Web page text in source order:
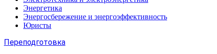
Энергетика
Энергосбережение и энергоэффективность
Юристы
Переподготовка